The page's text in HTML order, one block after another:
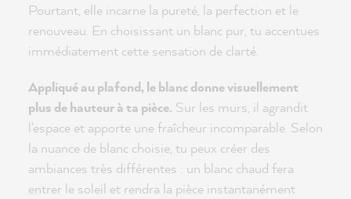
Pourtant, elle incarne la pureté, la perfection et le
renouveau. En choisissant un blanc pur, tu accentues
immédiatement cette sensation de clarté.
Appliqué au plafond, le blanc donne visuellement
plus de hauteur à ta pièce. Sur les murs, il agrandit
l'espace et apporte une fraîcheur incomparable. Selon
la nuance de blanc choisie, tu peux créer des
ambiances très différentes : un blanc chaud fera
entrer le soleil et rendra la pièce instantanément